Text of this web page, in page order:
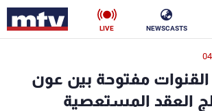
NEWSCASTS
LIVE
القنوات مفتوحة بين عون
العقد المستعصية